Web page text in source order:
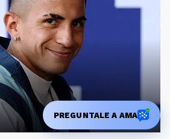
PREGUNTALE A AMA